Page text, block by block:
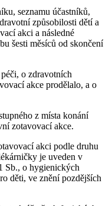
seznamu účastníků,
způsobilosti dětí a
akci a následné
šesti měsíců od skončení
o zdravotních
akce prodělalo, a o
z místa konání
zotavovací akce.
akci podle druhu
je uveden v
Sb., o hygienických
děti, ve znění pozdějších